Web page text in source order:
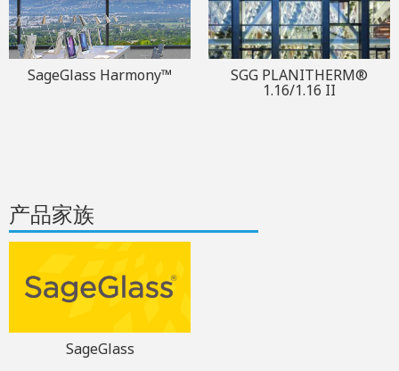
SageGlass Harmony™ SGG PLANITHERM®
1.16/1.16 II
产品家族
SageGlass